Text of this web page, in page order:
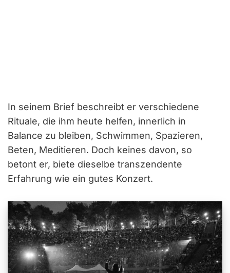
In seinem Brief beschreibt er verschiedene
Rituale, die ihm heute helfen, innerlich in
Balance zu bleiben, Schwimmen, Spazieren,
Beten, Meditieren. Doch keines davon, so
betont er, biete dieselbe transzendente
Erfahrung wie ein gutes Konzert.